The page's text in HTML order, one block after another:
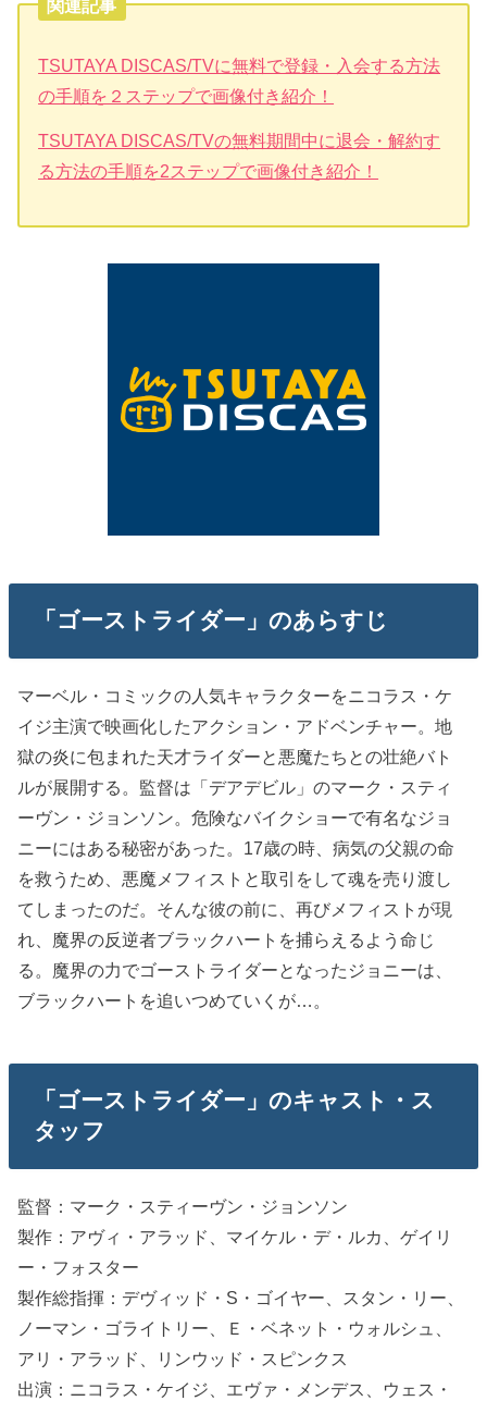
関連記事
TSUTAYA DISCAS/TVに無料で登録・入会する方法
の手順を２ステップで画像付き紹介！
TSUTAYA DISCAS/TVの無料期間中に退会・解約す
る方法の手順を2ステップで画像付き紹介！
「ゴーストライダー」のあらすじ
マーベル・コミックの人気キャラクターをニコラス・ケ
イジ主演で映画化したアクション・アドベンチャー。地
獄の炎に包まれた天才ライダーと悪魔たちとの壮絶バト
ルが展開する。監督は「デアデビル」のマーク・スティ
ーヴン・ジョンソン。危険なバイクショーで有名なジョ
ニーにはある秘密があった。17歳の時、病気の父親の命
を救うため、悪魔メフィストと取引をして魂を売り渡し
てしまったのだ。そんな彼の前に、再びメフィストが現
れ、魔界の反逆者ブラックハートを捕らえるよう命じ
る。魔界の力でゴーストライダーとなったジョニーは、
ブラックハートを追いつめていくが…。
「ゴーストライダー」のキャスト・ス
タッフ
監督：マーク・スティーヴン・ジョンソン
製作：アヴィ・アラッド、マイケル・デ・ルカ、ゲイリ
ー・フォスター
製作総指揮：デヴィッド・S・ゴイヤー、スタン・リー、
ノーマン・ゴライトリー、Ｅ・ベネット・ウォルシュ、
アリ・アラッド、リンウッド・スピンクス
出演：ニコラス・ケイジ、エヴァ・メンデス、ウェス・